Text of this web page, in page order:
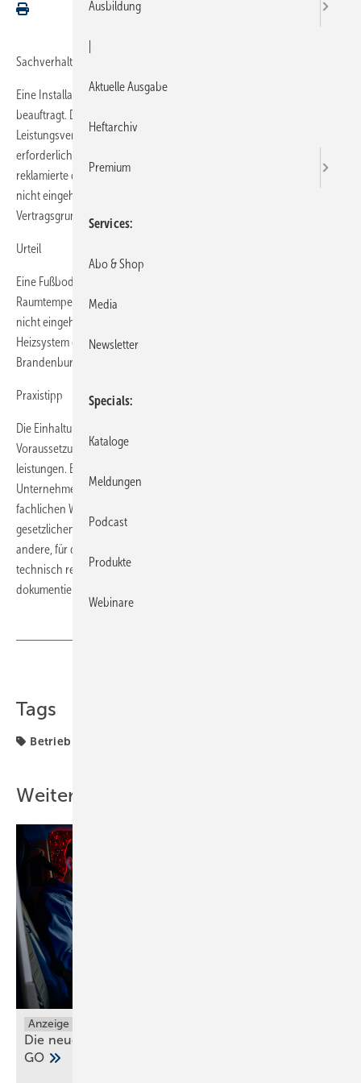
Sachverhalt
Eine Installateurfirma war mit der Erstellung einer Fußbodenheizung
beauftragt. Das für die Umsetzung des Vertrages vorliegende
Leistungsverzeichnis hielt die Firma als Grundlage ein. Auch die
erforderlichen Raumtemperaturen wurden erreicht. Dennoch
reklamierte der Auftraggeber Mängel, weil nach seiner Sicht die EnEV
nicht eingehalten war. Es entstand die Frage, ob die Umsetzung der
Vertragsgrundlagen für eine mangelfreie Leistung ausreichend ist.
Urteil
Eine Fußbodenheizung ist mangelhaft, wenn zwar die erforderliche
Raumtemperatur erreicht wird, jedoch die Anforderungen der EnEV
nicht eingehalten werden. Dies gilt auch, wenn das eingebaute
Heizsystem der vertraglichen Vereinbarung entspricht (OLG
Brandenburg, 02.10.2008 – 12 U 92/08).
Praxistipp
Die Einhaltung der gesetzlichen und behördlichen Bestimmungen ist
Voraussetzung der Mangelfreiheit bei der Erbringung von Werk­
leistungen. Bei der Prüfung der Vertragsunterlagen ist der SHK-
Unternehmer gut beraten, unter Anwendung seines (vorausgesetzten)
fachlichen Wissens, die Nichteinhaltung oder Abweichung von
gesetzlichen und behördlichen Bestimmungen und Verstöße gegen
andere, für die Erreichung des werkvertraglich geschuldeten Erfolgs
technisch relevanten Bestimmungen zu rügen und dies auch zu
dokumentieren.
Tags
Betrieb + Organisation
Weitere Inhalte
Anzeige
Die neuen Grundfos ALPHA1 GO und ALPHA2
GO
Ausbildung
Aktuelle Ausgabe
Heftarchiv
Premium
Services
Abo & Shop
Media
Newsletter
Specials
Kataloge
Meldungen
Podcast
Produkte
Webinare